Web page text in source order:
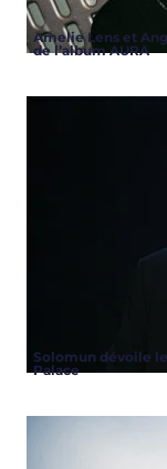
Amelie Lens et
de l’album AURA
Solomun dévoile
Palace